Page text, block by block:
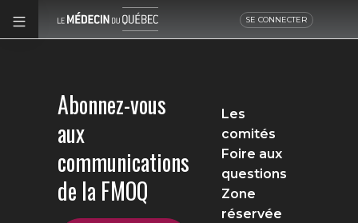
SE CONNECTER
Abonnez-vous
aux
communications
de la FMOQ
Les
comités
Foire aux
questions
Zone
réservée